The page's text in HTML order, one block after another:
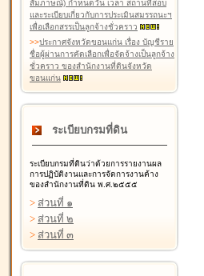
สัมภาษณ์) กำหนดวัน เวลา สถานที่สอบ
และระเบียบเกี่ยวกับการประเมินสมรรถนะฯ
เพื่อเลือกสรรเป็นลูกจ้างชั่วคราว
>>ประกาศจังหวัดขอนแก่น เรื่อง บัญชีราย
ชื่อผู้ผ่านการคัดเลือกเพื่อจัดจ้างเป็นลูกจ้าง
ชั่วคราว ของสำนักงานที่ดินจังหวัด
ขอนแก่น
ระเบียบกรมที่ดิน
ระเบียบกรมที่ดินว่าด้วยการรายงานผล
การปฏิบัติงานและการจัดการงานค้าง
ของสำนักงานที่ดิน พ.ศ.๒๕๕๕
> ส่วนที่ ๑
> ส่วนที่ ๒
> ส่วนที่ ๓